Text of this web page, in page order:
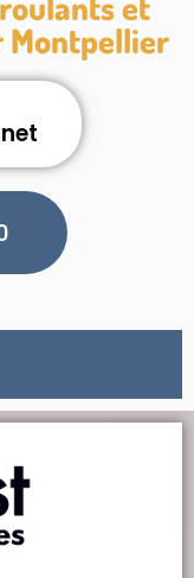
Montpellier